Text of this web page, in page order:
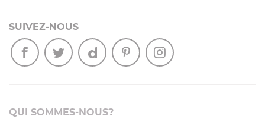
SUIVEZ-NOUS
QUI SOMMES-NOUS?